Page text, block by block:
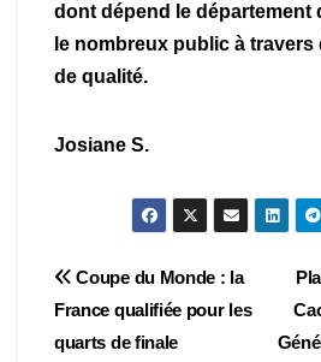
dont dépend le département
le nombreux public à
de qualité.
Josiane S.
Navigation
de
Coupe du Monde : la
France qualifiée pour les
quarts de finale